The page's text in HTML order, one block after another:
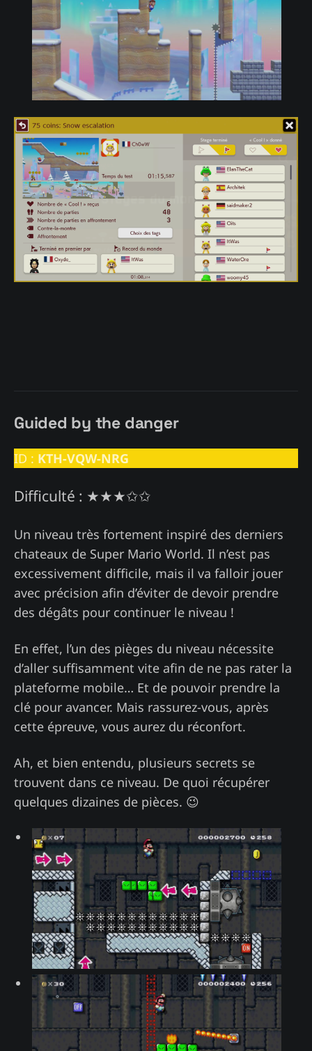
Guided by the danger
ID : KTH-VQW-NRG
Difficulté : ★★★✩✩
Un niveau très fortement inspiré des derniers
chateaux de Super Mario World. Il n’est pas
excessivement difficile, mais il va falloir jouer
avec précision afin d’éviter de devoir prendre
des dégâts pour continuer le niveau !
En effet, l’un des pièges du niveau nécessite
d’aller suffisamment vite afin de ne pas rater la
plateforme mobile… Et de pouvoir prendre la
clé pour avancer. Mais rassurez-vous, après
cette épreuve, vous aurez du réconfort.
Ah, et bien entendu, plusieurs secrets se
trouvent dans ce niveau. De quoi récupérer
quelques dizaines de pièces. 😉